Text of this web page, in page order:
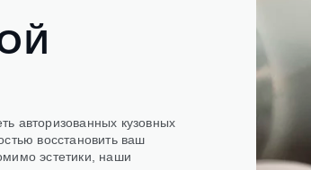
авторизованных кузовных
восстановить ваш
эстетики, наши